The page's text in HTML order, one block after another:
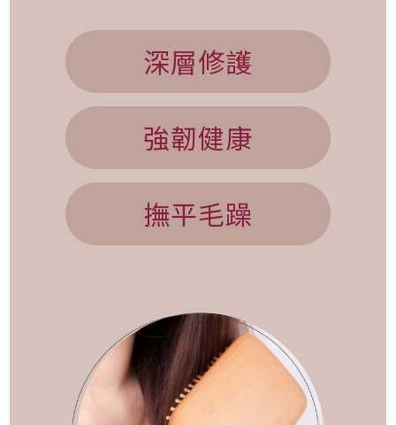
深層修護
強韌健康
撫平毛躁